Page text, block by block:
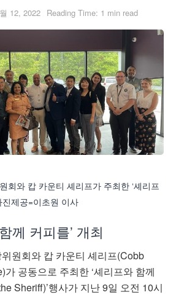
12, 2022 Reading Time: 1 min read
회와 캅 카운티 셰리프가 주최한 ‘셰리프
제공=이초원 이사
께 커피를’ 개최
원회와 캅 카운티 셰리프(Cobb
공동으로 주최한 ‘셰리프와 함께
Sheriff)’행사가 지난 9일 오전 10시